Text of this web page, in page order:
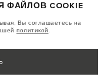
автомобилей. Они
автомобили показаны с
быть недоступно для
с местным дилером, чтобы
стоимость (НДС).
года.
COOKIE
Вы соглашаетесь на
политикой.